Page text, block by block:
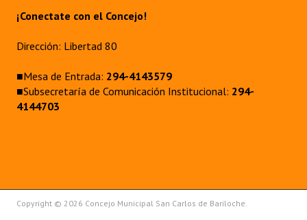
¡Conectate con el Concejo!
Dirección: Libertad 80
■Mesa de Entrada: 294-4143579
■Subsecretaría de Comunicación Institucional: 294-
4144703
Copyright © 2026 Concejo Municipal San Carlos de Bariloche.